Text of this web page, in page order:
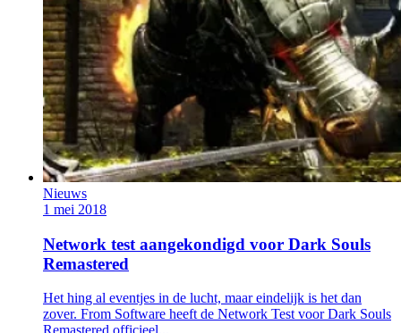
Nieuws
1 mei 2018
Network test aangekondigd voor Dark Souls
Remastered
Het hing al eventjes in de lucht, maar eindelijk is het dan
zover. From Software heeft de Network Test voor Dark Souls